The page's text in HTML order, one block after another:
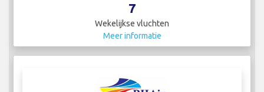
7
Wekelijkse vluchten
Meer informatie